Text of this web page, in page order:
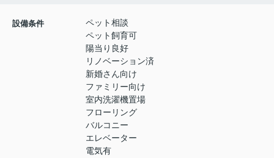
設備条件
ペット相談
ペット飼育可
陽当り良好
リノベーション済
新婚さん向け
ファミリー向け
室内洗濯機置場
フローリング
バルコニー
エレベーター
電気有